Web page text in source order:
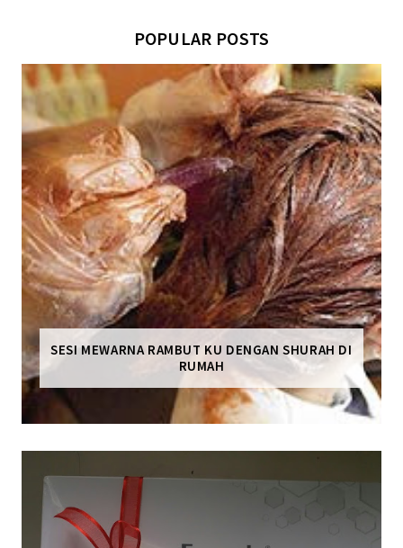
POPULAR POSTS
SESI MEWARNA RAMBUT KU DENGAN SHURAH DI
RUMAH